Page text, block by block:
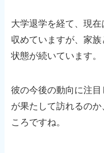
大学退学を経て、現
収めていますが、家
状態が続いています。
彼の今後の動向に注
が果たして訪れるの
ころですね。